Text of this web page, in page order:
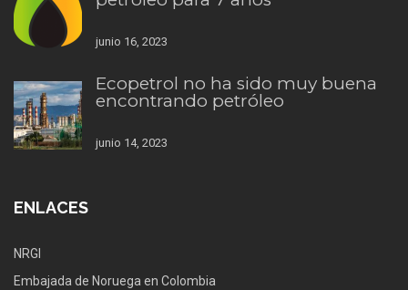
junio 16, 2023
Ecopetrol no ha sido muy buena
encontrando petróleo
junio 14, 2023
ENLACES
NRGI
Embajada de Noruega en Colombia